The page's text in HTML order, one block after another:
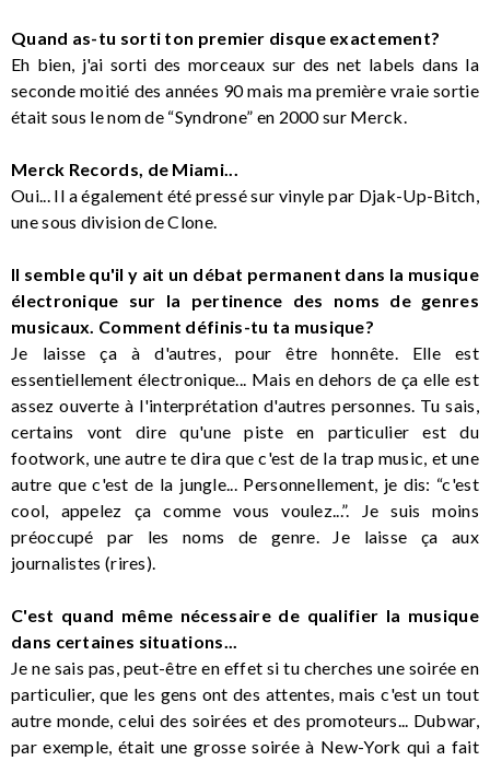
Quand as-tu sorti ton premier disque exactement?
Eh bien, j'ai sorti des morceaux sur des net labels dans la
seconde moitié des années 90 mais ma première vraie sortie
était sous le nom de “Syndrone” en 2000 sur Merck.
Merck Records, de Miami...
Oui... Il a également été pressé sur vinyle par Djak-Up-Bitch,
une sous division de Clone.
Il semble qu'il y ait un débat permanent dans la musique
électronique sur la pertinence des noms de genres
musicaux. Comment définis-tu ta musique?
Je laisse ça à d'autres, pour être honnête. Elle est
essentiellement électronique... Mais en dehors de ça elle est
assez ouverte à l'interprétation d'autres personnes. Tu sais,
certains vont dire qu'une piste en particulier est du
footwork, une autre te dira que c'est de la trap music, et une
autre que c'est de la jungle... Personnellement, je dis: “c'est
cool, appelez ça comme vous voulez...”. Je suis moins
préoccupé par les noms de genre. Je laisse ça aux
journalistes (rires).
C'est quand même nécessaire de qualifier la musique
dans certaines situations...
Je ne sais pas, peut-être en effet si tu cherches une soirée en
particulier, que les gens ont des attentes, mais c'est un tout
autre monde, celui des soirées et des promoteurs... Dubwar,
par exemple, était une grosse soirée à New-York qui a fait